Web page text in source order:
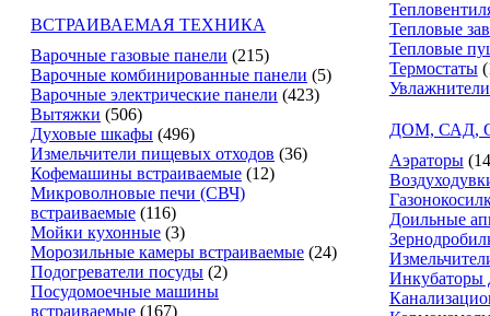
ВСТРАИВАЕМАЯ ТЕХНИКА
Варочные газовые панели (215)
Варочные комбинированные панели (5)
Варочные электрические панели (423)
Вытяжки (506)
Духовые шкафы (496)
Измельчители пищевых отходов (36)
Кофемашины встраиваемые (12)
Микроволновые печи (СВЧ)
встраиваемые (116)
Мойки кухонные (3)
Морозильные камеры встраиваемые (24)
Подогреватели посуды (2)
Посудомоечные машины
встраиваемые (167)
Тепловые
Тепловые
Термостаты
ДОМ, САД,
Аэраторы
Доильные
Инкубаторы